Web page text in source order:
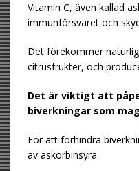
Vitamin C, även kallad
immunförsvaret och
Det förekommer
citrusfrukter, och
Det är viktigt att
biverkningar som
För att förhindra
av askorbinsyra.